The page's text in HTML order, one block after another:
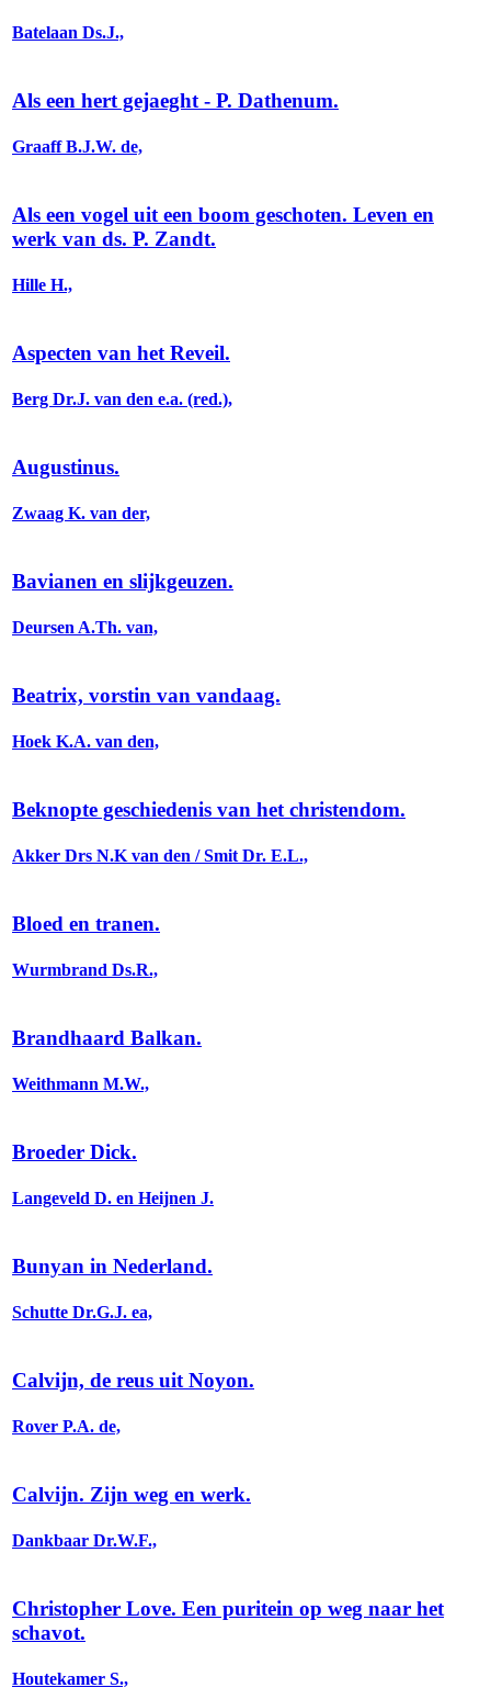
Batelaan Ds.J.,
Als een hert gejaeght - P. Dathenum.
Graaff B.J.W. de,
Als een vogel uit een boom geschoten. Leven en
werk van ds. P. Zandt.
Hille H.,
Aspecten van het Reveil.
Berg Dr.J. van den e.a. (red.),
Augustinus.
Zwaag K. van der,
Bavianen en slijkgeuzen.
Deursen A.Th. van,
Beatrix, vorstin van vandaag.
Hoek K.A. van den,
Beknopte geschiedenis van het christendom.
Akker Drs N.K van den / Smit Dr. E.L.,
Bloed en tranen.
Wurmbrand Ds.R.,
Brandhaard Balkan.
Weithmann M.W.,
Broeder Dick.
Langeveld D. en Heijnen J.
Bunyan in Nederland.
Schutte Dr.G.J. ea,
Calvijn, de reus uit Noyon.
Rover P.A. de,
Calvijn. Zijn weg en werk.
Dankbaar Dr.W.F.,
Christopher Love. Een puritein op weg naar het
schavot.
Houtekamer S.,